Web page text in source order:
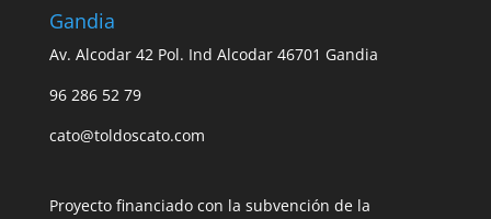
Gandia
Av. Alcodar 42 Pol. Ind Alcodar 46701 Gandia
96 286 52 79
cato@toldoscato.com
Proyecto financiado con la subvención de la